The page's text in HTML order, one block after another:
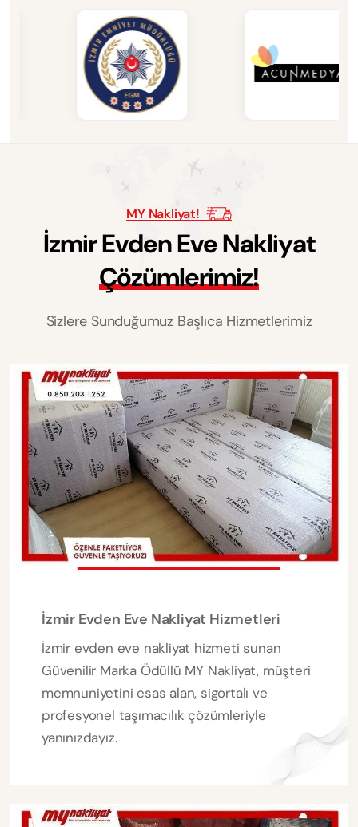
MY Nakliyat!
İzmirEvdenEveNakliyat
Çözümlerimiz!
Sizlere Sunduğumuz Başlıca Hizmetlerimiz
İzmir Evden Eve Nakliyat Hizmetleri
İzmir evden eve nakliyat hizmeti sunan
Güvenilir Marka Ödüllü MY Nakliyat, müşteri
memnuniyetini esas alan, sigortalı ve
profesyonel taşımacılık çözümleriyle
yanınızdayız.